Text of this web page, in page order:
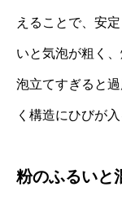
えることで、安
いと気泡が粗く
泡立てすぎると
く構造にひびが
粉のふるいと